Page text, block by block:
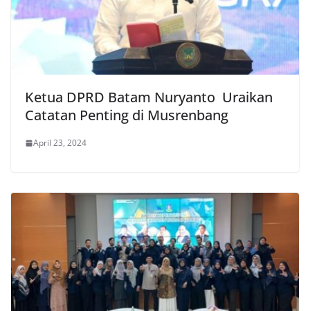
Ketua DPRD Batam Nuryanto Uraikan
Catatan Penting di Musrenbang
April 23, 2024